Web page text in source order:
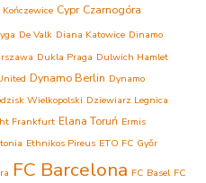
Cypr Czarnogóra
De Valk Diana Katowice Dinamo
Dukla Praga Dulwich Hamlet
Dynamo Berlin Dynamo
Wielkopolski Dziewiarz Legnica
Frankfurt Elana Toruń Ermis
Ethnikos Pireus ETO FC Győr
FC Barcelona FC Basel FC